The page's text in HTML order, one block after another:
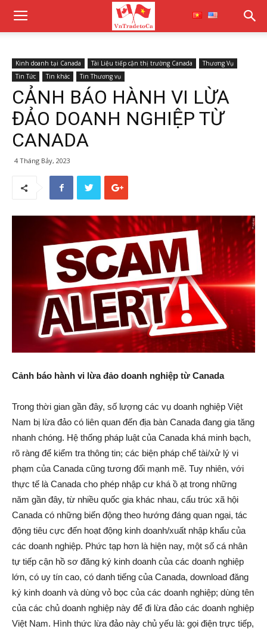
Kinh doanh tại Canada Tài Liệu tiếp cận thị trường Canada
Thương Vụ
Tin Tức
Tin khác Tin Thương vụ
CẢNH BÁO HÀNH VI LỪA
ĐẢO DOANH NGHIỆP TỪ
CANADA
4 Tháng Bảy, 2023
Cảnh báo hành vi lừa đảo doanh nghiệp từ Canada
Trong thời gian gần đây, số lượng các vụ doanh nghiệp Việt
Nam bị lừa đảo có liên quan đến địa bàn Canada đang gia tăng
nhanh chóng. Hệ thống pháp luật của Canada khá minh bạch,
rõ ràng để kiểm tra thông tin; các biện pháp chế tài/xử lý vi
phạm của Canada cũng tương đối mạnh mẽ. Tuy nhiên, với
thực tế là Canada cho phép nhập cư khá ồ ạt trong những
năm gần đây, từ nhiều quốc gia khác nhau, cấu trúc xã hội
Canada có những biến động theo hướng đáng quan ngại, tác
động tiêu cực đến hoạt động kinh doanh/xuất nhập khẩu của
các doanh nghiệp. Phức tạp hơn là hiện nay, một số cá nhân
tự tiếp cận hồ sơ đăng ký kinh doanh của các doanh nghiệp
lớn, có uy tín cao, có danh tiếng của Canada, download đăng
ký kinh doanh và dùng vỏ bọc của các doanh nghiệp; dùng tên
của các chủ doanh nghiệp này để đi lừa đảo các doanh nghiệp
Việt Nam. Hình thức lừa đảo này chủ yếu là: gọi điện trực tiếp,